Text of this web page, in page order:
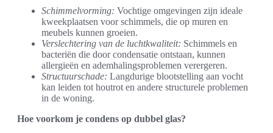
Schimmelvorming: Vochtige omgevingen zijn ideale
kweekplaatsen voor schimmels, die op muren en
meubels kunnen groeien.
Verslechtering van de luchtkwaliteit: Schimmels en
bacteriën die door condensatie ontstaan, kunnen
allergieën en ademhalingsproblemen verergeren.
Structuurschade: Langdurige blootstelling aan vocht
kan leiden tot houtrot en andere structurele problemen
in de woning.
Hoe voorkom je condens op dubbel glas?